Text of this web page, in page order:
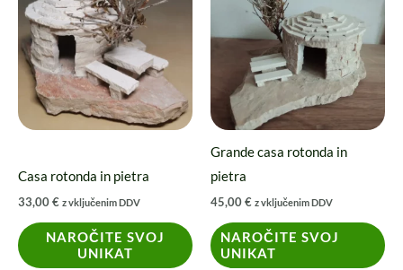
Casa rotonda in pietra
33,00€ z vključenim DDV
NAROČITE SVOJ
UNIKAT
Grande casa rotonda in
pietra
45,00€ z vključenim DDV
NAROČITE SVOJ
UNIKAT
più
varianti.
opzioni
essere
scelte
nella
pagina
del